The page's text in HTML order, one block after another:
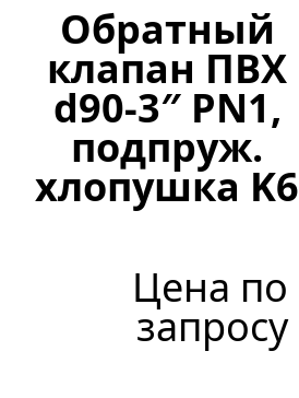
Обратный
клапан ПВХ
d90-3″ PN1,
подпруж.
хлопушка K6
Цена по
запросу